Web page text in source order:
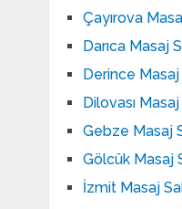
Çayırova
Darıca Masaj
Derince
Dilovası
Gebze Masaj
Gölcük Masaj
İzmit Masaj